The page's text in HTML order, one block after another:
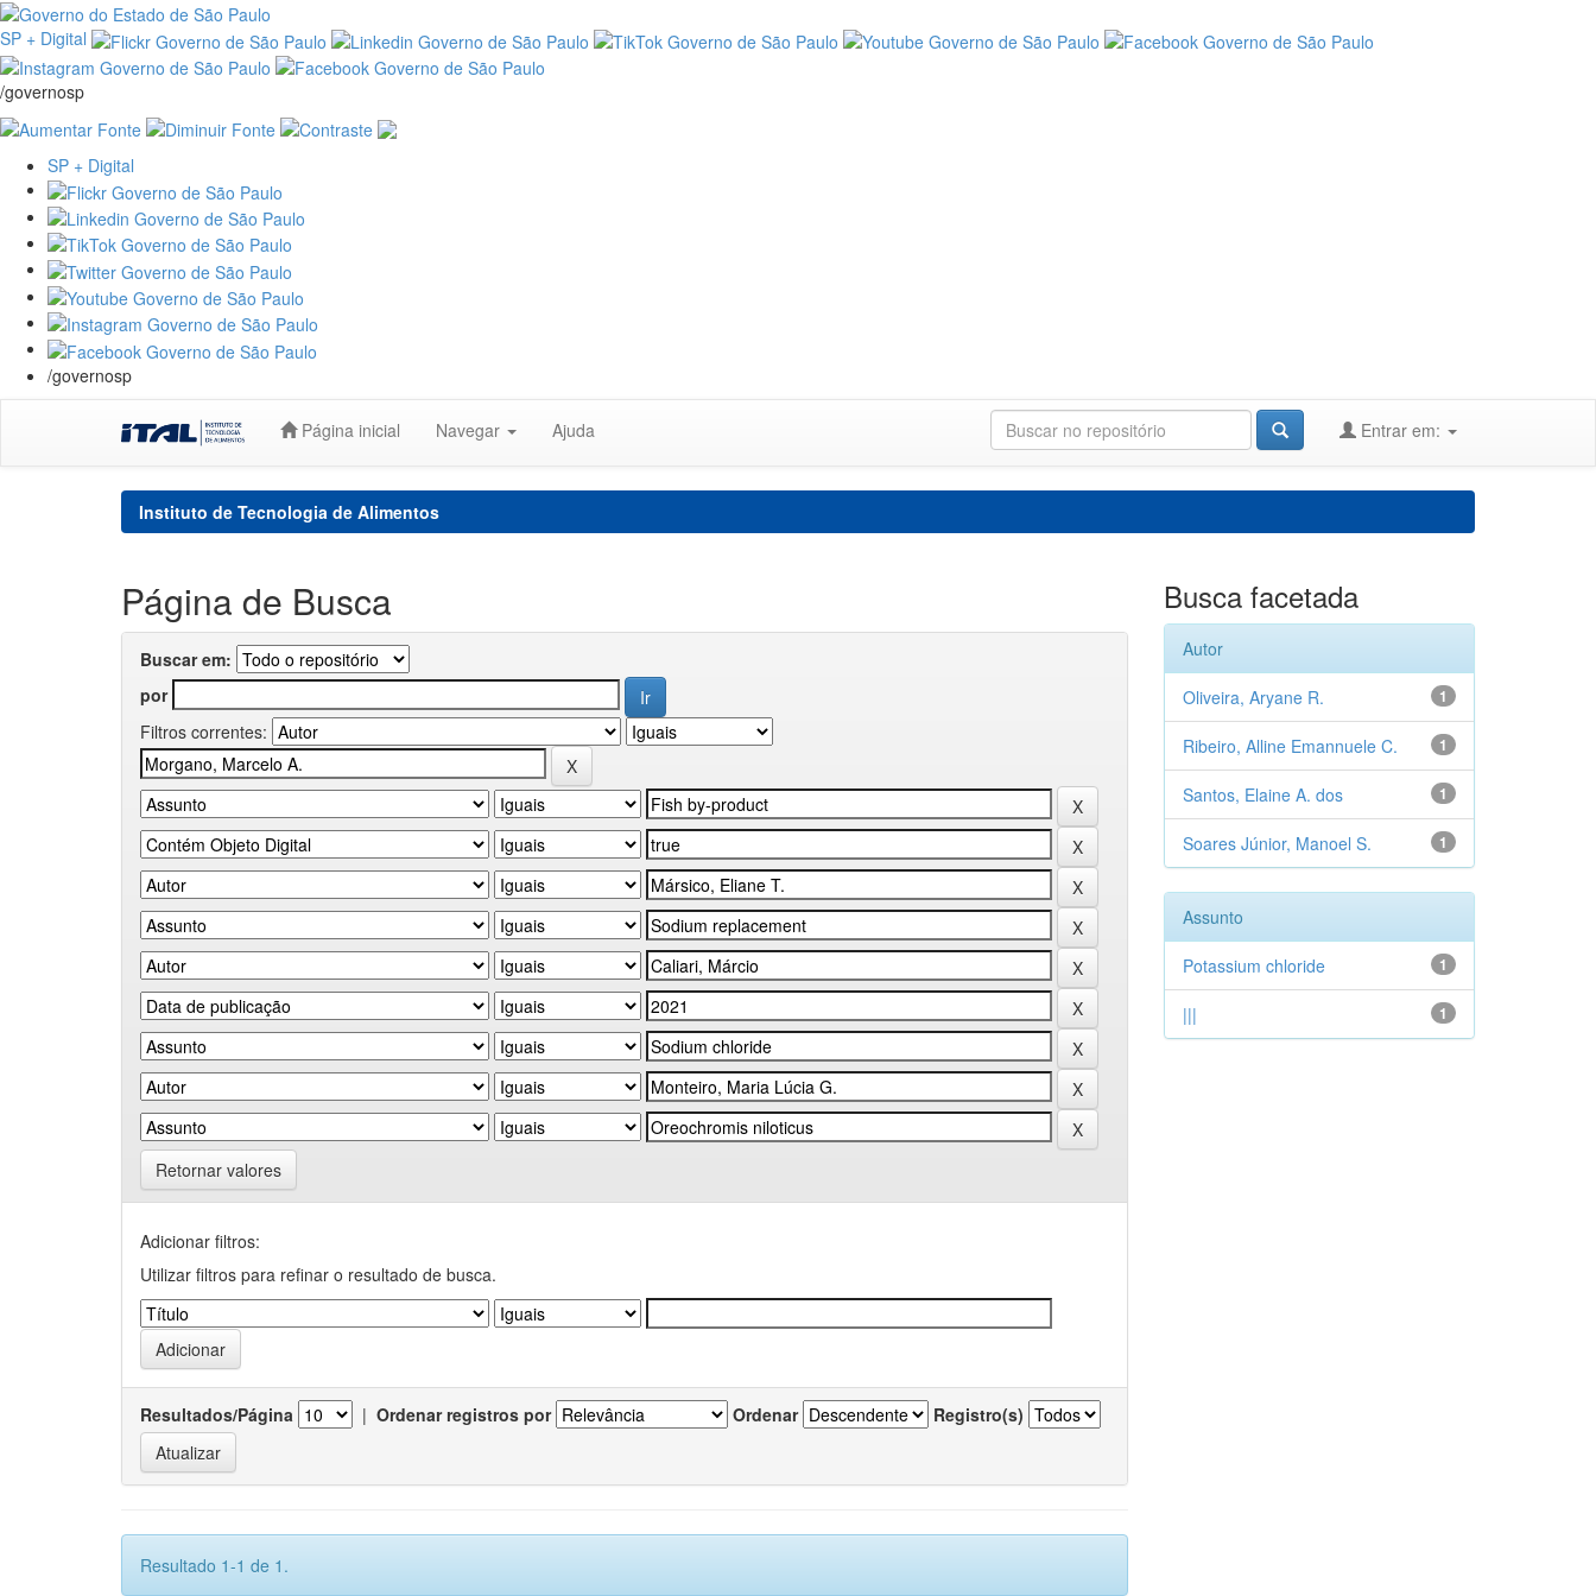
SP + Digital
/governosp
SP + Digital
/governosp
Página inicial Navegar Ajuda Entrar em:
Instituto de Tecnologia de Alimentos
Página de Busca
Buscar em:
por
Filtros correntes:
Retornar valores
Adicionar filtros:
Utilizar filtros para refinar o resultado de busca.
Resultados/Página | Ordenar registros por Ordenar Registro(s)
Resultado 1-1 de 1.
Busca facetada
Autor
1
Oliveira, Aryane R.
1
Ribeiro, Alline Emannuele C.
1
Santos, Elaine A. dos
1
Soares Júnior, Manoel S.
Assunto
1
Potassium chloride
1
|||